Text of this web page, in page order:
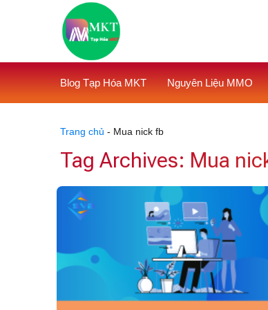
Blog Tạp Hóa MKT Nguyên Liệu MMO
Trang chủ - Mua nick fb
Tag Archives: Mua